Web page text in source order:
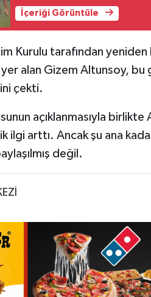
İçeriği Görüntüle
Kurulu tarafından yeniden
alan Gizem Altunsoy, bu
çekti.
açıklanmasıyla birlikte
ilgi arttı. Ancak şu ana
değil.